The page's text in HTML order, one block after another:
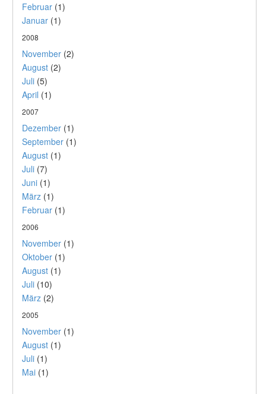
Februar (1)
Januar (1)
2008
November (2)
August (2)
Juli (5)
April (1)
2007
Dezember (1)
September (1)
August (1)
Juli (7)
Juni (1)
März (1)
Februar (1)
2006
November (1)
Oktober (1)
August (1)
Juli (10)
März (2)
2005
November (1)
August (1)
Juli (1)
Mai (1)